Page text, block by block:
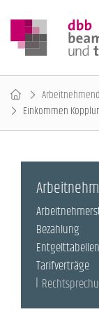
Einkommen
Bezahlung
Entgelttabellen
Tarifverträge